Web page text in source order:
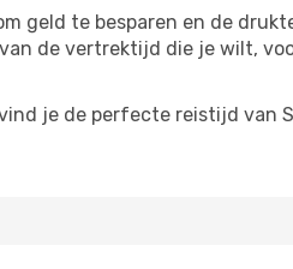
geld te besparen en de
de vertrektijd die je wilt,
je de perfecte reistijd van